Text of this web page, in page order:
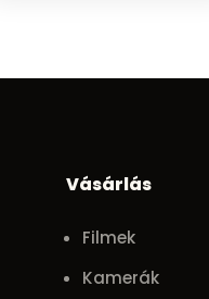
Vásárlás
Filmek
Kamerák